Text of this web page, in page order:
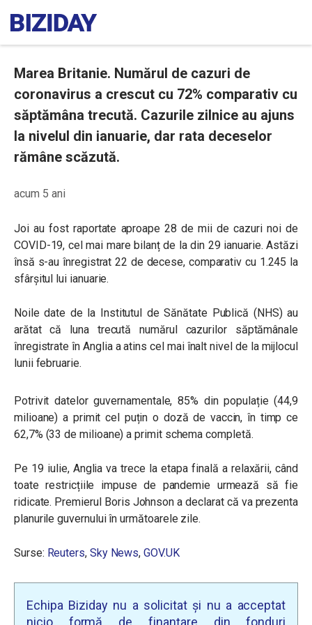
Marea Britanie. Numărul de cazuri de
coronavirus a crescut cu 72% comparativ cu
săptămâna trecută. Cazurile zilnice au ajuns
la nivelul din ianuarie, dar rata deceselor
rămâne scăzută.
acum 5 ani
Joi au fost raportate aproape 28 de mii de cazuri noi de
COVID-19, cel mai mare bilanț de la din 29 ianuarie. Astăzi
însă s-au înregistrat 22 de decese, comparativ cu 1.245 la
sfârșitul lui ianuarie.
Noile date de la Institutul de Sănătate Publică (NHS) au
arătat că luna trecută numărul cazurilor săptămânale
înregistrate în Anglia a atins cel mai înalt nivel de la mijlocul
lunii februarie.
Potrivit datelor guvernamentale, 85% din populație (44,9
milioane) a primit cel puțin o doză de vaccin, în timp ce
62,7% (33 de milioane) a primit schema completă.
Pe 19 iulie, Anglia va trece la etapa finală a relaxării, când
toate restricțiile impuse de pandemie urmează să fie
ridicate. Premierul Boris Johnson a declarat că va prezenta
planurile guvernului în următoarele zile.
Surse: Reuters, Sky News,GOV.UK
Echipa Biziday nu a solicitat și nu a acceptat
nicio formă de finanțare din fonduri